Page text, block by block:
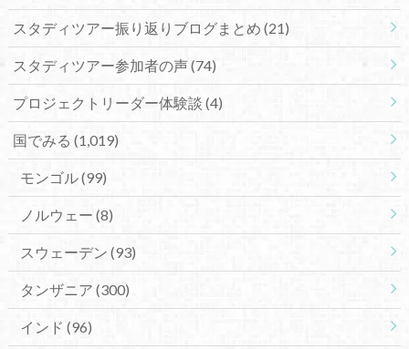
スタディツアー振り返りブログまとめ (21)
スタディツアー参加者の声(74)
プロジェクトリーダー体験談 (4)
国でみる (1,019)
モンゴル(99)
ノルウェー (8)
スウェーデン (93)
タンザニア (300)
インド (96)